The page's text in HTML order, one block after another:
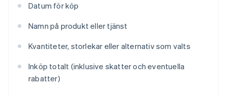
Datum för köp
Namn på produkt eller tjänst
Kvantiteter, storlekar eller alternativ som valts
Inköp totalt (inklusive skatter och eventuella
rabatter)